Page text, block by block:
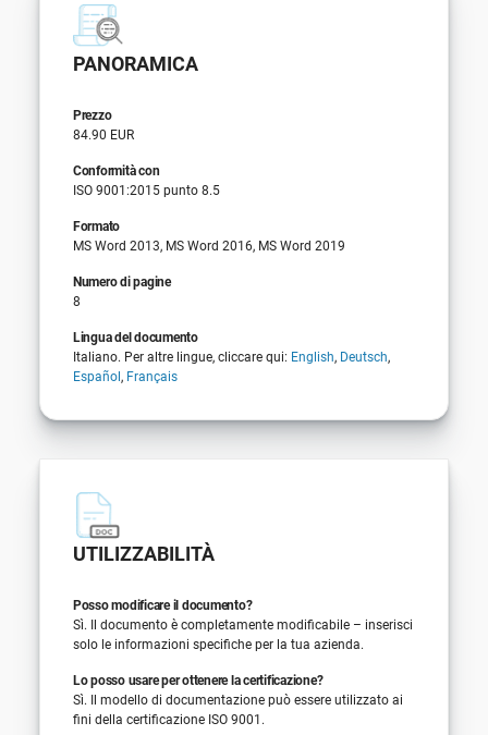
PANORAMICA
Prezzo
84.90 EUR
Conformità con
ISO 9001:2015 punto 8.5
Formato
MS Word 2013, MS Word 2016, MS Word 2019
Numero di pagine
8
Lingua del documento
Italiano. Per altre lingue, cliccare qui: English, Deutsch,
Español, Français
UTILIZZABILITÀ
Posso modificare il documento?
Sì. Il documento è completamente modificabile – inserisci
solo le informazioni specifiche per la tua azienda.
Lo posso usare per ottenere la certificazione?
Sì. Il modello di documentazione può essere utilizzato ai
fini della certificazione ISO 9001.